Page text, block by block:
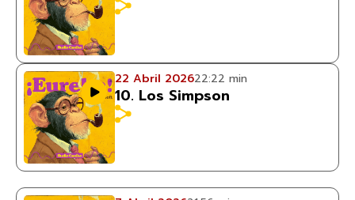
22 Abril 202622:22 min
10. Los Simpson